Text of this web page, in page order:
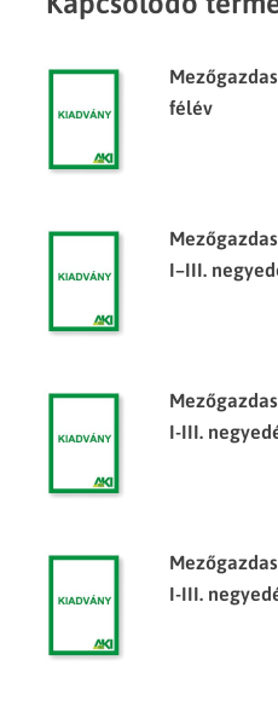
félév
I–III.
I-III.
I-III.